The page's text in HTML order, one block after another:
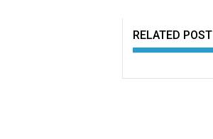
RELATED POST